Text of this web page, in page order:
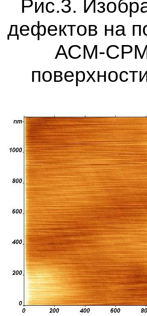
Рис.3.
дефектов на
АСМ-СРМ.